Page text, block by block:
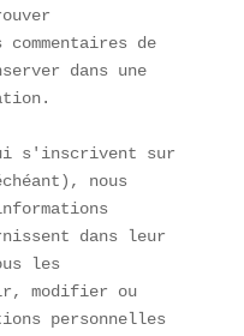
de
dans une
s'inscrivent sur
nous
dans leur
les
modifier ou
personnelles